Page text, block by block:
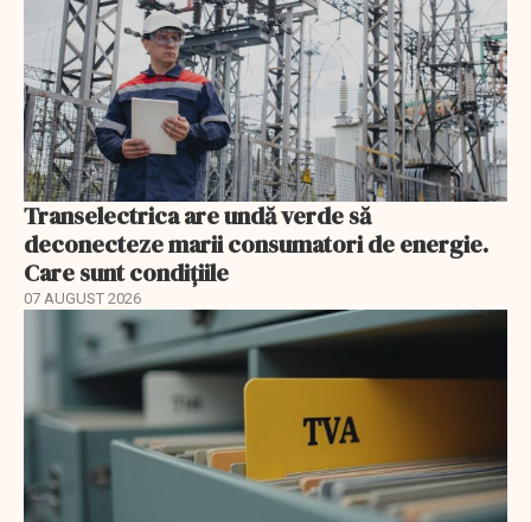
Transelectrica are undă verde să
deconecteze marii consumatori de energie.
Care sunt condițiile
07 AUGUST 2026